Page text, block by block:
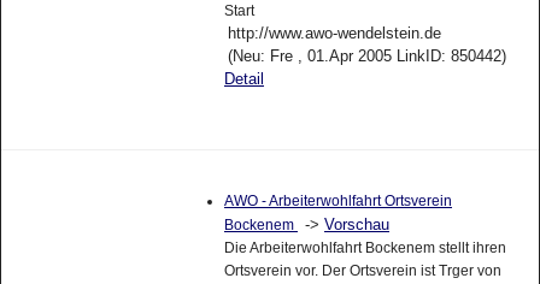
Start
http://www.awo-wendelstein.de
(Neu: Fre , 01.Apr 2005 LinkID: 850442)
Detail
AWO - Arbeiterwohlfahrt Ortsverein
Bockenem
-> Vorschau
Die Arbeiterwohlfahrt Bockenem stellt ihren
Ortsverein vor. Der Ortsverein ist Trger von